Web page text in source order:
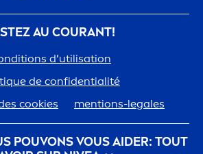
AU COURANT!
d’utilisation
ique de confidentialité
cookies
mentions-legales
POUVONS VOUS AIDER: TOUT